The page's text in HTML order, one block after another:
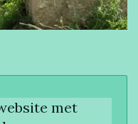
met